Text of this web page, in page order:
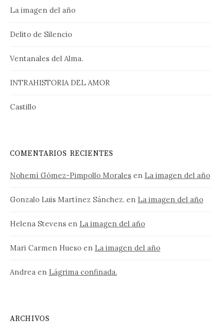
La imagen del año
Delito de Silencio
Ventanales del Alma.
INTRAHISTORIA DEL AMOR
Castillo
COMENTARIOS RECIENTES
Nohemí Gómez-Pimpollo Morales en La imagen del año
Gonzalo Luis Martínez Sánchez. en La imagen del año
Helena Stevens en La imagen del año
Mari Carmen Hueso en La imagen del año
Andrea en Lágrima confinada.
ARCHIVOS